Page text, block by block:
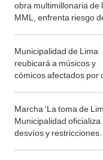
obra multimillonaria de
MML, enfrenta riesgo
Municipalidad de Lima
reubicará a músicos y
cómicos afectados por
Marcha ‘La toma de
Municipalidad oficializa
desvíos y restricciones